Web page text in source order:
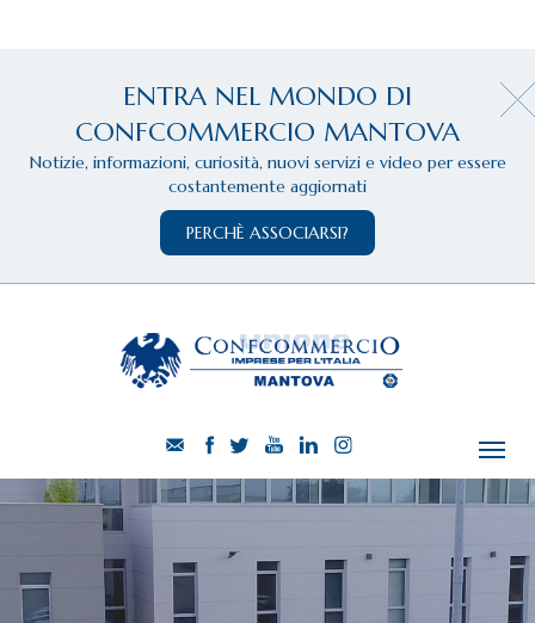
ENTRA NEL MONDO DI
CONFCOMMERCIO MANTOVA
Notizie, informazioni, curiosità, nuovi servizi e video per essere
costantemente aggiornati
PERCHÈ ASSOCIARSI?
CHI SIAMO
SERVIZI